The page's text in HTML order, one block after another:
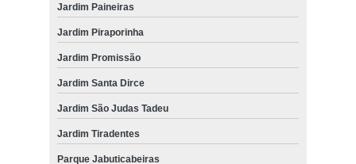
Jardim Paineiras
Jardim Piraporinha
Jardim Promissão
Jardim Santa Dirce
Jardim São Judas Tadeu
Jardim Tiradentes
Parque Jabuticabeiras